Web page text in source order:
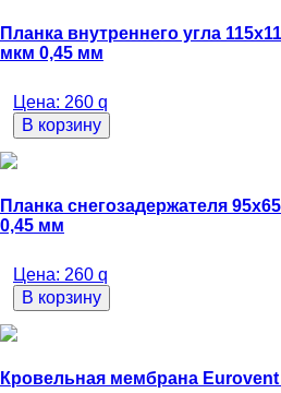
Планка внутреннего угла
мкм 0,45 мм
Цена: 260 q
В корзину
Планка снегозадержателя
0,45 мм
Цена: 260 q
В корзину
Кровельная мембрана Eurovent